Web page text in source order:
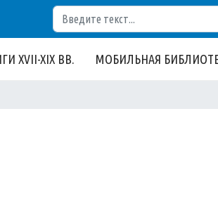
XVII-XIX ВВ. МОБИЛЬНАЯ